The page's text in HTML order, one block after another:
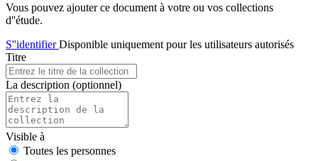
Vous pouvez ajouter ce document à votre ou vos collections
d''étude.
S''identifierDisponible uniquement pour les utilisateurs autorisés
Titre
La description (optionnel)
Visible à
Toutes les personnes